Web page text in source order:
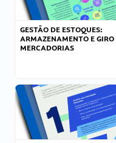
GESTÃO DE ESTOQUES:
ARMAZENAMENTO E GIRO
MERCADORIAS